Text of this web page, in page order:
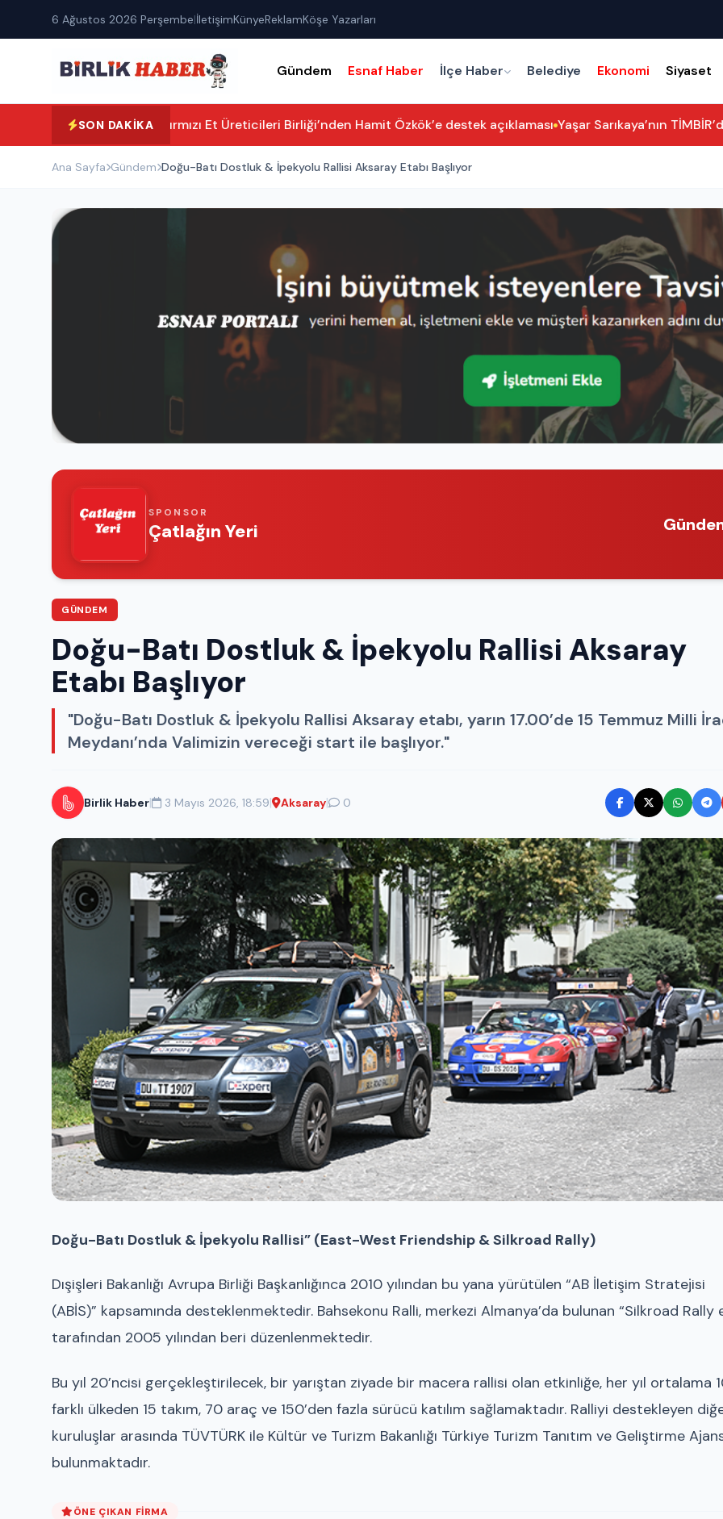
6 Ağustos 2026 Perşembe|İletişimKünyeReklamKöşe Yazarları
Gündem Esnaf Haber İlçe Haber Belediye Ekonomi Siyaset
SON DAKIKA
Aksaray Kırmızı Et Üreticileri Birliği’nden Hamit Özkök’e destek açıklaması Yaşar Sarıkaya’nın
Ana Sayfa Gündem Doğu-Batı Dostluk & İpekyolu Rallisi Aksaray Etabı Başlıyor
SPONSOR
Çatlağın Yeri
GÜNDEM
Doğu-Batı Dostluk & İpekyolu Rallisi Aksaray
Etabı Başlıyor
"Doğu-Batı Dostluk & İpekyolu Rallisi Aksaray etabı, yarın 17.00’de 15 Temmuz Milli
Meydanı’nda Valimizin vereceği start ile başlıyor."
Birlik Haber| 3 Mayıs 2026, 18:59| Aksaray| 0
Doğu-Batı Dostluk & İpekyolu Rallisi” (East-West Friendship & Silkroad Rally)
Dışişleri Bakanlığı Avrupa Birliği Başkanlığınca 2010 yılından bu yana yürütülen “AB İletişim Stratejisi
(ABİS)” kapsamında desteklenmektedir. Bahsekonu Ralli, merkezi Almanya’da bulunan “Silkroad Rally
tarafından 2005 yılından beri düzenlenmektedir.
Bu yıl 20’ncisi gerçekleştirilecek, bir yarıştan ziyade bir macera rallisi olan etkinliğe, her yıl ortalama
farklı ülkeden 15 takım, 70 araç ve 150’den fazla sürücü katılım sağlamaktadır. Ralliyi destekleyen
kuruluşlar arasında TÜVTÜRK ile Kültür ve Turizm Bakanlığı Türkiye Turizm Tanıtım ve Geliştirme
bulunmaktadır.
ÖNE ÇIKAN FIRMA